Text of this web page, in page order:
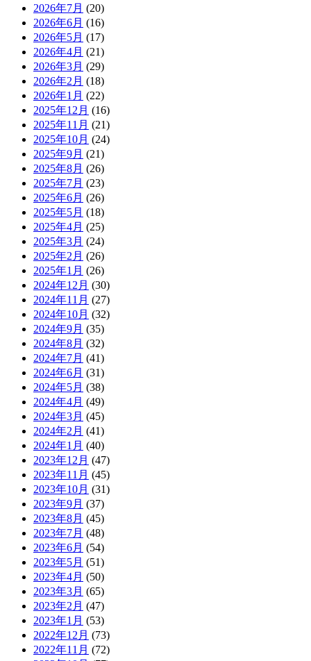
2026年7月 (20)
2026年6月 (16)
2026年5月 (17)
2026年4月 (21)
2026年3月 (29)
2026年2月 (18)
2026年1月 (22)
2025年12月 (16)
2025年11月 (21)
2025年10月 (24)
2025年9月 (21)
2025年8月 (26)
2025年7月 (23)
2025年6月 (26)
2025年5月 (18)
2025年4月 (25)
2025年3月 (24)
2025年2月 (26)
2025年1月 (26)
2024年12月 (30)
2024年11月 (27)
2024年10月 (32)
2024年9月 (35)
2024年8月 (32)
2024年7月 (41)
2024年6月 (31)
2024年5月 (38)
2024年4月 (49)
2024年3月 (45)
2024年2月 (41)
2024年1月 (40)
2023年12月 (47)
2023年11月 (45)
2023年10月 (31)
2023年9月 (37)
2023年8月 (45)
2023年7月 (48)
2023年6月 (54)
2023年5月 (51)
2023年4月 (50)
2023年3月 (65)
2023年2月 (47)
2023年1月 (53)
2022年12月 (73)
2022年11月 (72)